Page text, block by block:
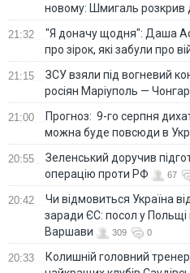
новому: Шмигаль розкрив
21:32
"Я доначу щодня": Даша
про зірок, які забули про
21:15
ЗСУ взяли під вогневий
росіян Маріуполь — Чонгар
21:00
Прогноз: 9-го серпня
можна буде повсюди в
20:55
Зеленський доручив
операцію проти РФ
67
20:42
Чи відмовиться Україна
заради ЄС: посол у Польщі
Варшави
309 0
20:33
Колишній головний